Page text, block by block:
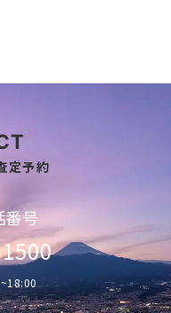
定予約
番号